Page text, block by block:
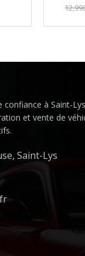
confiance à Saint-Lys
et vente de
Saint-Lys